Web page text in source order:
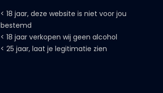
< 18 jaar, deze website is niet voor jou
bestemd
< 18 jaar verkopen wij geen alcohol
< 25 jaar, laat je legitimatie zien